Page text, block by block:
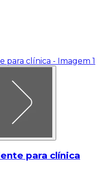
para clínica